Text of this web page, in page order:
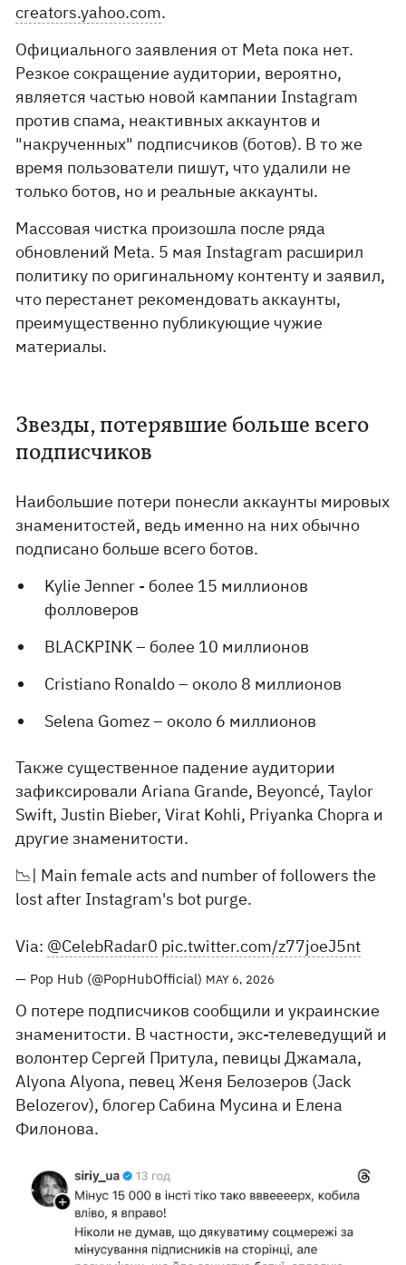
creators.yahoo.com.
Официального заявления от Meta пока нет.
Резкое сокращение аудитории, вероятно,
является частью новой кампании Instagram
против спама, неактивных аккаунтов и
"накрученных" подписчиков (ботов). В то же
время пользователи пишут, что удалили не
только ботов, но и реальные аккаунты.
Массовая чистка произошла после ряда
обновлений Meta. 5 мая Instagram расширил
политику по оригинальному контенту и заявил,
что перестанет рекомендовать аккаунты,
преимущественно публикующие чужие
материалы.
Звезды, потерявшие больше всего
подписчиков
Наибольшие потери понесли аккаунты мировых
знаменитостей, ведь именно на них обычно
подписано больше всего ботов.
Kylie Jenner - более 15 миллионов
фолловеров
BLACKPINK – более 10 миллионов
Cristiano Ronaldo – около 8 миллионов
Selena Gomez – около 6 миллионов
Также существенное падение аудитории
зафиксировали Ariana Grande, Beyoncé, Taylor
Swift, Justin Bieber, Virat Kohli, Priyanka Chopra и
другие знаменитости.
📉| Main female acts and number of followers the
lost after Instagram's bot purge.
Via: @CelebRadar0 pic.twitter.com/z77joeJ5nt
— Pop Hub (@PopHubOfficial) MAY 6, 2026
О потере подписчиков сообщили и украинские
знаменитости. В частности, экс-телеведущий и
волонтер Сергей Притула, певицы Джамала,
Alyona Alyona, певец Женя Белозеров (Jack
Belozerov), блогер Сабина Мусина и Елена
Филонова.